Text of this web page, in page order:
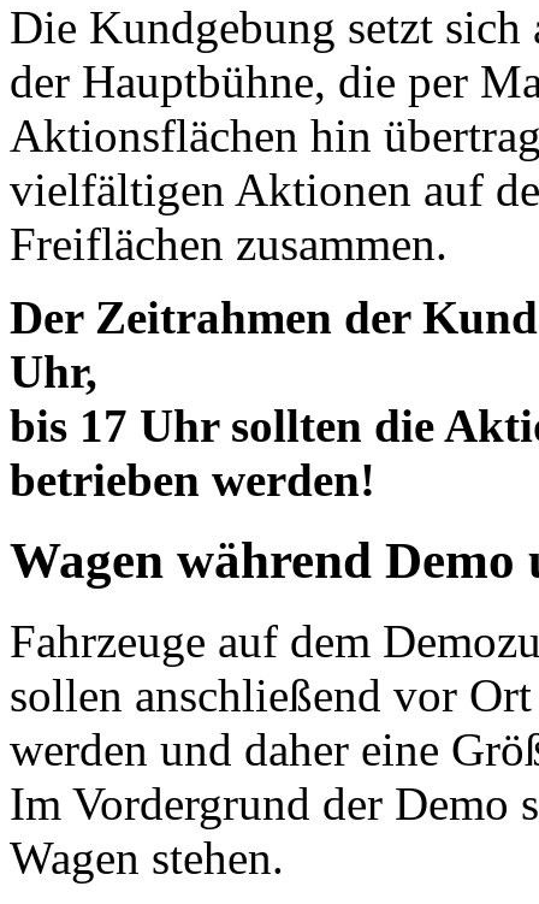
Die Kundgebung setzt sich
der Hauptbühne, die per
Aktionsflächen hin
vielfältigen Aktionen auf
Freiflächen zusammen.
Der Zeitrahmen der
Uhr,
bis 17 Uhr sollten die
betrieben werden!
Wagen während
Fahrzeuge auf dem
sollen anschließend vor
werden und daher eine
Im Vordergrund der Demo
Wagen stehen.